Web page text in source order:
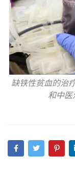
缺铁性贫血的治
和中医